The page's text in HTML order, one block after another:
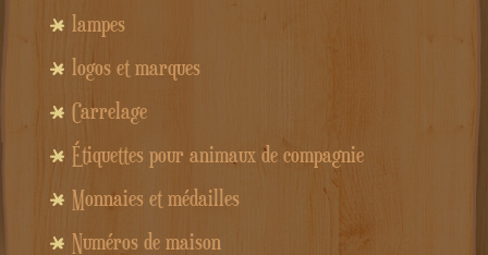
lampes
logos et marques
Carrelage
Étiquettes pour animaux de compagnie
Monnaies et médailles
Numéros de maison